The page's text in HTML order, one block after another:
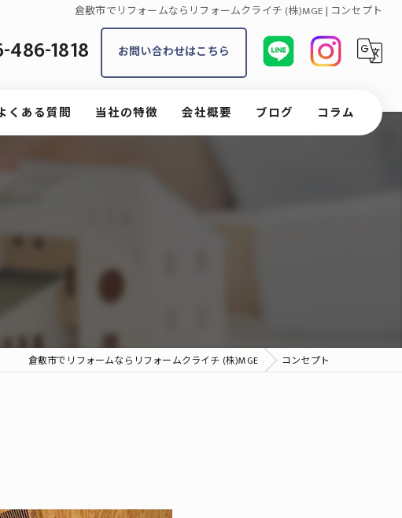
倉敷市でリフォームならリフォームクライチ (株)MGE | コンセプト
486-1818 お問い合わせはこちら
くある質問 当社の特徴
外構工事
会社概要 ブログ コラム
倉敷市でリフォームならリフォームクライチ (株)MGE コンセプト